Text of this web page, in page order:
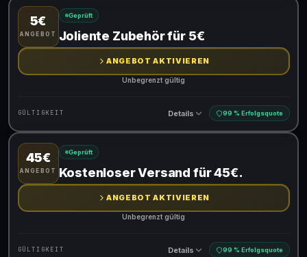
Gültig für teilnehmende Produkte
5€
ANGEBOT
Geprüft
Joliente Zubehör für 5€
ANGEBOT AKTIVIEREN
Unbegrenzt gültig
GÜLTIGKEIT Details 99 % Erfolgsquote
Gültig für teilnehmende Produkte
45€
ANGEBOT
Geprüft
Kostenloser Versand für 45€.
ANGEBOT AKTIVIEREN
Unbegrenzt gültig
GÜLTIGKEIT Details 99 % Erfolgsquote